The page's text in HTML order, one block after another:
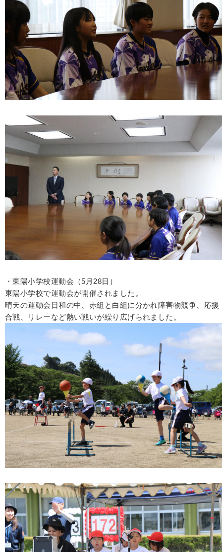
・東陽小学校運動会（5月28日）
東陽小学校で運動会が開催されました。
晴天の運動会日和の中、赤組と白組に分かれ障害物競争、応援
合戦、リレーなど熱い戦いが繰り広げられました。